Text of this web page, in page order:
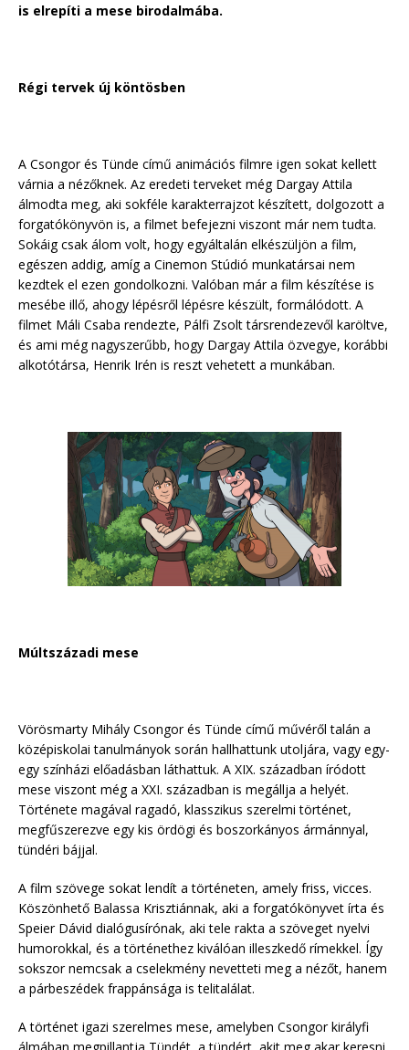
is elrepíti a mese birodalmába.
Régi tervek új köntösben
A Csongor és Tünde című animációs filmre igen sokat kellett
várnia a nézőknek. Az eredeti terveket még Dargay Attila
álmodta meg, aki sokféle karakterrajzot készített, dolgozott a
forgatókönyvön is, a filmet befejezni viszont már nem tudta.
Sokáig csak álom volt, hogy egyáltalán elkészüljön a film,
egészen addig, amíg a Cinemon Stúdió munkatársai nem
kezdtek el ezen gondolkozni. Valóban már a film készítése is
mesébe illő, ahogy lépésről lépésre készült, formálódott. A
filmet Máli Csaba rendezte, Pálfi Zsolt társrendezevől karöltve,
és ami még nagyszerűbb, hogy Dargay Attila özvegye, korábbi
alkotótársa, Henrik Irén is reszt vehetett a munkában.
Múltszázadi mese
Vörösmarty Mihály Csongor és Tünde című művéről talán a
középiskolai tanulmányok során hallhattunk utoljára, vagy egy-
egy színházi előadásban láthattuk. A XIX. században íródott
mese viszont még a XXI. században is megállja a helyét.
Története magával ragadó, klasszikus szerelmi történet,
megfűszerezve egy kis ördögi és boszorkányos ármánnyal,
tündéri bájjal.
A film szövege sokat lendít a történeten, amely friss, vicces.
Köszönhető Balassa Krisztiánnak, aki a forgatókönyvet írta és
Speier Dávid dialógusírónak, aki tele rakta a szöveget nyelvi
humorokkal, és a történethez kiválóan illeszkedő rímekkel. Így
sokszor nemcsak a cselekmény nevetteti meg a nézőt, hanem
a párbeszédek frappánsága is telitalálat.
A történet igazi szerelmes mese, amelyben Csongor királyfi